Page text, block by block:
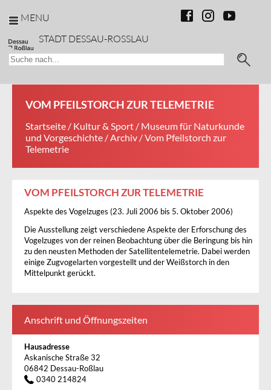
MENU
STADT DESSAU-ROSSLAU
VOM PFEILSTORCH ZUR TELEMETRIE
Startseite / Kultur & Sport / Museum für Naturkunde
und Vorgeschichte /Archiv / Vom Pfeilstorch zur
Telemetrie
VOM PFEILSTORCH ZUR TELEMETRIE
Aspekte des Vogelzuges (23. Juli 2006 bis 5. Oktober 2006)
Die Ausstellung zeigt verschiedene Aspekte der Erforschung des
Vogelzuges von der reinen Beobachtung über die Beringung bis hin
zu den neusten Methoden der Satellitentelemetrie. Dabei werden
einige Zugvogelarten vorgestellt und der Weißstorch in den
Mittelpunkt gerückt.
Anschrift und Öffnungszeiten
Hausadresse
Askanische Straße 32
06842 Dessau-Roßlau
0340 214824